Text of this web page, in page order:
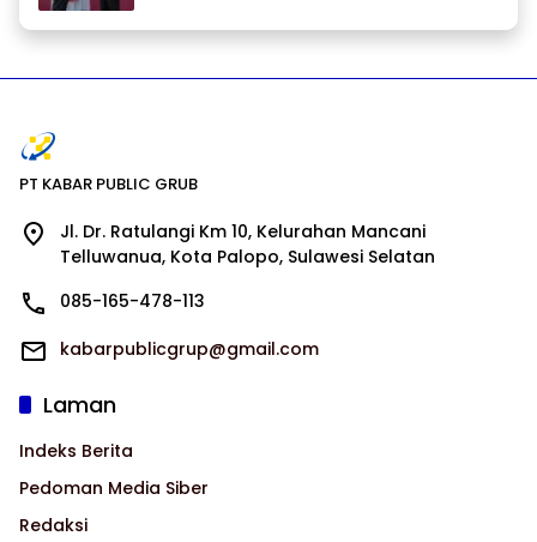
PT KABAR PUBLIC GRUB
Jl. Dr. Ratulangi Km 10, Kelurahan Mancani
Telluwanua, Kota Palopo, Sulawesi Selatan
085-165-478-113
kabarpublicgrup@gmail.com
Laman
Indeks Berita
Pedoman Media Siber
Redaksi